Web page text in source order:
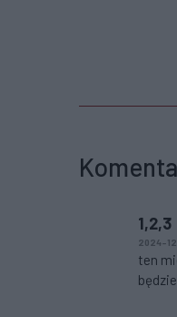
1,2,3
2024-
ten